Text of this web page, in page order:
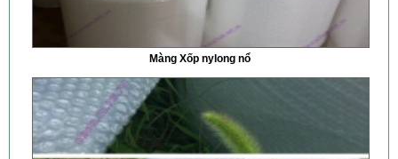
Màng Xốp nylong nổ